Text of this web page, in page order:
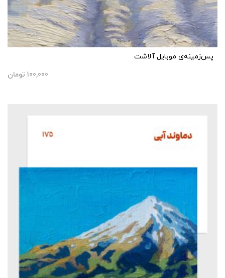
پس‌زمینه‌ی موبایل آلاشت
100,000 تومان